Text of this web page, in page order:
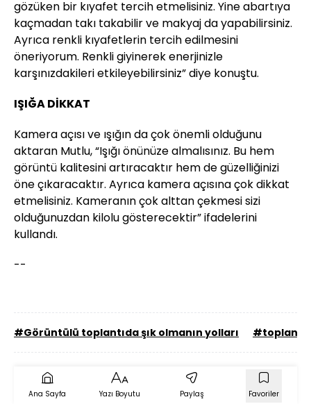
gözüken bir kıyafet tercih etmelisiniz. Yine abartıya
kaçmadan takı takabilir ve makyaj da yapabilirsiniz.
Ayrıca renkli kıyafetlerin tercih edilmesini
öneriyorum. Renkli giyinerek enerjinizle
karşınızdakileri etkileyebilirsiniz” diye konuştu.
IŞIĞA DİKKAT
Kamera açısı ve ışığın da çok önemli olduğunu
aktaran Mutlu, “Işığı önünüze almalısınız. Bu hem
görüntü kalitesini artıracaktır hem de güzelliğinizi
öne çıkaracaktır. Ayrıca kamera açısına çok dikkat
etmelisiniz. Kameranın çok alttan çekmesi sizi
olduğunuzdan kilolu gösterecektir” ifadelerini
kullandı.
--
#Görüntülü toplantıda şık olmanın yolları
Ana Sayfa Yazı Boyutu Paylaş Favoriler